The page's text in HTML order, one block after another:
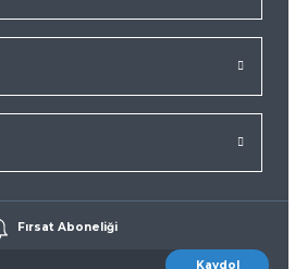
Fırsat Aboneliği
Kaydol